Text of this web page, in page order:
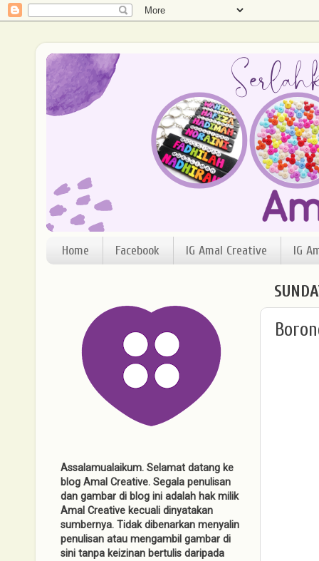
Home Facebook IG Amal Creative IG
Assalamualaikum. Selamat datang ke
blog Amal Creative. Segala penulisan
dan gambar di blog ini adalah hak milik
Amal Creative kecuali dinyatakan
sumbernya. Tidak dibenarkan menyalin
penulisan atau mengambil gambar di
sini tanpa keizinan bertulis daripada